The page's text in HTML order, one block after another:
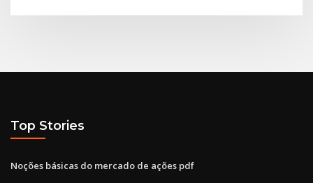
Top Stories
Noções básicas do mercado de ações pdf